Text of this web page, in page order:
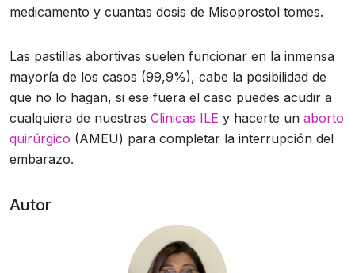
medicamento y cuantas dosis de Misoprostol tomes.
Las pastillas abortivas suelen funcionar en la inmensa
mayoría de los casos (99,9%), cabe la posibilidad de
que no lo hagan, si ese fuera el caso puedes acudir a
cualquiera de nuestras Clinicas ILE y hacerte un aborto
quirúrgico (AMEU) para completar la interrupción del
embarazo.
Autor